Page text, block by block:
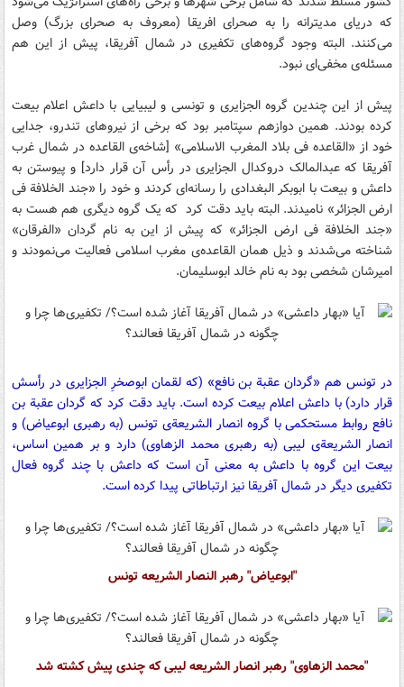
که دریای مدیترانه را به صحرای افریقا (معروف به صحرای بزرگ) وصل
می‌کنند. البته وجود گروه‌های تکفیری در شمال آفریقا، پیش از این هم
مسئله‌ی مخفی‌ای نبود.
پیش از این چندین گروه الجزایری و تونسی و لیبیایی با داعش اعلام بیعت
کرده بودند. همین دوازهم سپتامبر بود که برخی از نیروهای تندرو، جدایی
خود از «القاعده فی بلاد المغرب الاسلامی» [شاخه‌ی القاعده در شمال غرب
آفریقا که عبدالمالک دروکدال الجزایری در رأس آن قرار دارد] و پیوستن به
داعش و بیعت با ابوبکر البغدادی را رسانه‌ای کردند و خود را «جند الخلافة فی
ارض الجزائر» نامیدند. البته باید دقت کرد که یک گروه دیگری هم هست به
«جند الخلافة فی ارض الجزائر» که پیش از این به نام گردان «الفرقان»
شناخته می‌شدند و ذیل همان القاعده‌ی مغرب اسلامی فعالیت می‌نمودند و
امیرشان شخصی بود به نام خالد ابوسلیمان.
در تونس هم «گردان عقبة بن نافع» (که لقمان ابوصخرِ الجزایری در رأسش
قرار دارد) با داعش اعلام بیعت کرده است. باید دقت کرد که گردان عقبة بن
نافع روابط مستحکمی با گروه انصار الشریعة‌ی تونس (به رهبری ابوعیاض) و
انصار الشریعةی لیبی (به رهبری محمد الزهاوی) دارد و بر همین اساس،
بیعت این گروه با داعش به معنی آن است که داعش با چند گروه فعال
تکفیری دیگر در شمال آفریقا نیز ارتباطاتی پیدا کرده است.
"ابوعیاض" رهبر النصار الشریعه تونس
"محمد الزهاوی" رهبر انصار الشریعه لیبی که چندی پیش کشته شد